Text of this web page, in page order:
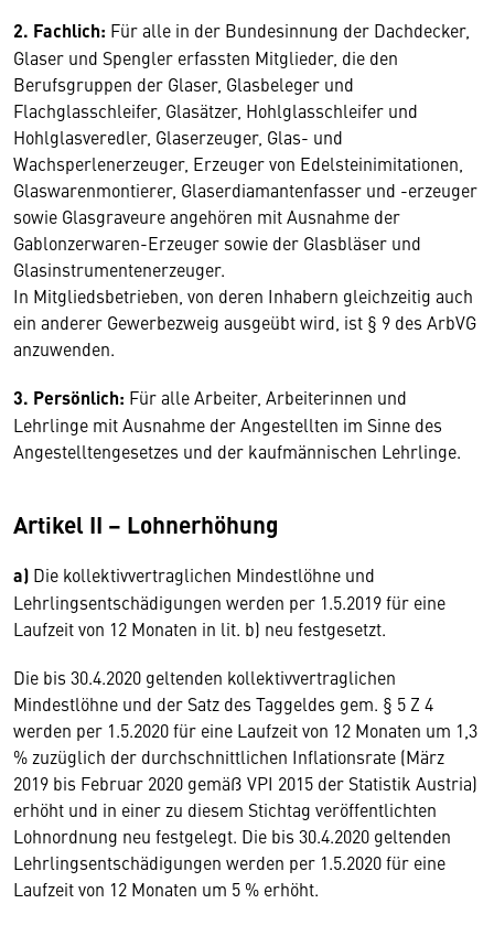
2. Fachlich: Für alle in der Bundesinnung der Dachdecker,
Glaser und Spengler erfassten Mitglieder, die den
Berufsgruppen der Glaser, Glasbeleger und
Flachglasschleifer, Glasätzer, Hohlglasschleifer und
Hohlglasveredler, Glaserzeuger, Glas- und
Wachsperlenerzeuger, Erzeuger von Edelsteinimitationen,
Glaswarenmontierer, Glaserdiamantenfasser und -erzeuger
sowie Glasgraveure angehören mit Ausnahme der
Gablonzerwaren-Erzeuger sowie der Glasbläser und
Glasinstrumentenerzeuger.
In Mitgliedsbetrieben, von deren Inhabern gleichzeitig auch
ein anderer Gewerbezweig ausgeübt wird, ist § 9 des ArbVG
anzuwenden.
3. Persönlich: Für alle Arbeiter, Arbeiterinnen und
Lehrlinge mit Ausnahme der Angestellten im Sinne des
Angestelltengesetzes und der kaufmännischen Lehrlinge.
Artikel II – Lohnerhöhung
a) Die kollektivvertraglichen Mindestlöhne und
Lehrlingsentschädigungen werden per 1.5.2019 für eine
Laufzeit von 12 Monaten in lit. b) neu festgesetzt.
Die bis 30.4.2020 geltenden kollektivvertraglichen
Mindestlöhne und der Satz des Taggeldes gem. § 5 Z 4
werden per 1.5.2020 für eine Laufzeit von 12 Monaten um 1,3
% zuzüglich der durchschnittlichen Inflationsrate (März
2019 bis Februar 2020 gemäß VPI 2015 der Statistik Austria)
erhöht und in einer zu diesem Stichtag veröffentlichten
Lohnordnung neu festgelegt. Die bis 30.4.2020 geltenden
Lehrlingsentschädigungen werden per 1.5.2020 für eine
Laufzeit von 12 Monaten um 5 % erhöht.